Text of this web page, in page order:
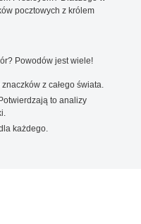
pocztowych z królem
Powodów jest wiele!
z całego świata.
to analizy
każdego.